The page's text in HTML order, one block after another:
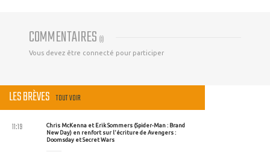
COMMENTAIRES (0)
Vous devez être connecté pour participer
LES BRÈVES TOUT VOIR
Chris McKenna et Erik Sommers (Spider-Man : Brand
New Day) en renfort sur l'écriture de Avengers :
Doomsday et Secret Wars
11:19